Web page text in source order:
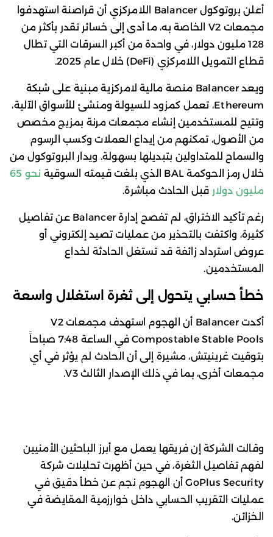
أعلن بروتوكول Balancer اللامركزي أن قراصنة استهدفوا
مجمعات V2 الخاصة به، ما أدى إلى خسائر تقدر بأكثر من
128 مليون دولار، في واحدة من أكبر السرقات التي تطال
قطاع التمويل اللامركزي (DeFi) خلال عام 2025.
ويعد Balancer منصة مالية لامركزية مبنية على شبكة
Ethereum، تعمل كمزود للسيولة ومنشئ للأسواق الآلية،
وتتيح للمستخدمين إنشاء مجمعات مرنة بمزيج مخصص
من الأصول، تمكنهم من إيداع العملات وكسب الرسوم
والسماح للمتداولين بتبديلها بسهولة. ويدار البروتوكول من
خلال رمز الحوكمة BAL الذي بلغت قيمته السوقية
نحو 65
مليون دولار قبل الحادث مباشرة.
رغم تأكيد الاختراق، لم تفصح إدارة Balancer عن تفاصيل
كثيرة، واكتفت بالتحذير من عمليات تصيد إلكتروني أو
عروض استرداد زائفة قد تستغل الحادثة لخداع
المستخدمين.
خطأ حسابي يتحول إلى ثغرة استغلال واسعة
أكدت Balancer أن الهجوم استهدف مجمعات V2
Compostable Stable Pools في الساعة 7:48 صباحاً
بتوقيت غرينيتش، مشيرة إلى أن الحادث لم يؤثر في أي
مجمعات أخرى، بما في ذلك الإصدار الثالث V3.
وقالت الشركة إن فريقها يعمل مع أبرز الباحثين الأمنيين
لفهم تفاصيل الثغرة، في حين أظهرت تحليلات شركة
GoPlus Security أن الهجوم نجم عن خطأ دقيق في
عمليات التقريب الحسابي داخل خوارزمية المقايضة في
الخزائن.